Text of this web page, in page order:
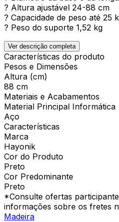
? Altura ajustável 24-88 cm
? Capacidade de peso até 25
? Peso do suporte 1,52 kg
Ver descrição completa
Características do produto
Pesos e Dimensões
Altura (cm)
88 cm
Materiais e Acabamentos
Material Principal Informática
Aço
Características
Marca
Hayonik
Cor do Produto
Preto
Cor Predominante
Preto
*Consulte ofertas
informações sobre os fretes
Madeira